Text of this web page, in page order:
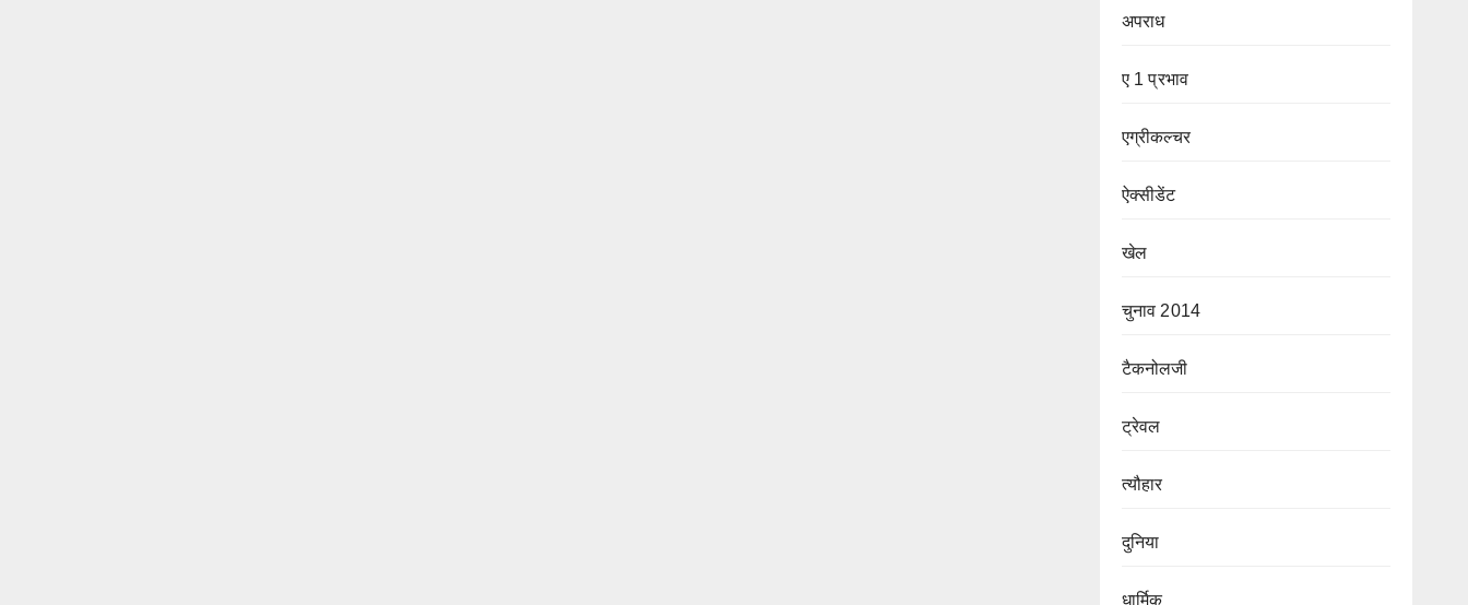
अपराध
ए 1 प्रभाव
एग्रीकल्चर
ऐक्सीडेंट
खेल
चुनाव 2014
टैकनोलजी
ट्रेवल
त्यौहार
दुनिया
धार्मिक